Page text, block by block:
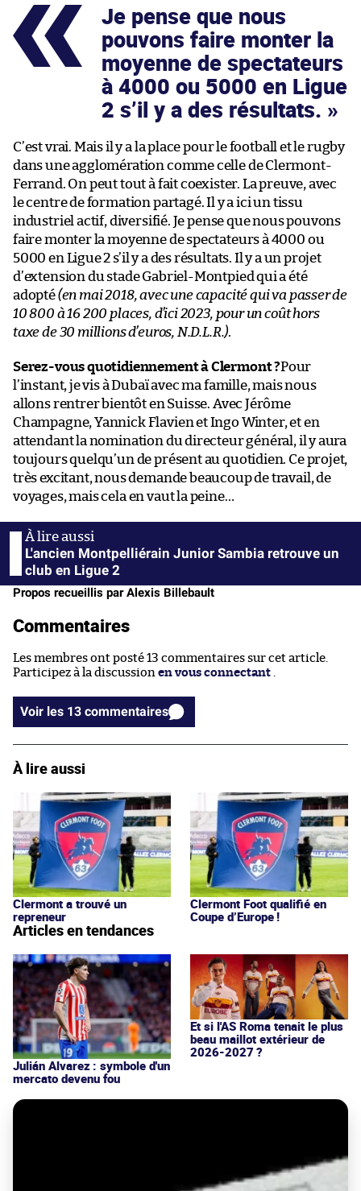
Je pense que nous
pouvons faire monter la
moyenne de spectateurs
à 4000 ou 5000 en Ligue
2 s’il y a des résultats.
C’est vrai. Mais il y a la place pour le football et le rugby
dans une agglomération comme celle de Clermont-
Ferrand. On peut tout à fait coexister. La preuve, avec
le centre de formation partagé. Il y a ici un tissu
industriel actif, diversifié. Je pense que nous pouvons
faire monter la moyenne de spectateurs à 4000 ou
5000 en Ligue 2 s’il y a des résultats. Il y a un projet
d’extension du stade Gabriel-Montpied qui a été
adopté(en mai 2018, avec une capacité qui va passer de
10 800 à 16 200 places, d’ici 2023, pour un coût hors
taxe de 30 millions d’euros, N.D.L.R.).
Serez-vous quotidiennement à Clermont ?Pour
l’instant, je vis à Dubaï avec ma famille, mais nous
allons rentrer bientôt en Suisse. Avec Jérôme
Champagne, Yannick Flavien et Ingo Winter, et en
attendant la nomination du directeur général, il y aura
toujours quelqu’un de présent au quotidien. Ce projet,
très excitant, nous demande beaucoup de travail, de
voyages, mais cela en vaut la peine…
L'ancien Montpelliérain Junior Sambia retrouve un
club en Ligue 2
Propos recueillis par Alexis Billebault
Commentaires
Les membres ont posté 13 commentaires sur cet article.
Participez à la discussion en vous connectant
Voir les 13 commentaires
À lire aussi
Clermont a trouvé un
repreneur
Clermont Foot qualifié en
Coupe d’Europe !
Articles en tendances
Julián Alvarez : symbole d'un
mercato devenu fou
Et si l'AS Roma tenait le plus
beau maillot extérieur de
2026-2027 ?